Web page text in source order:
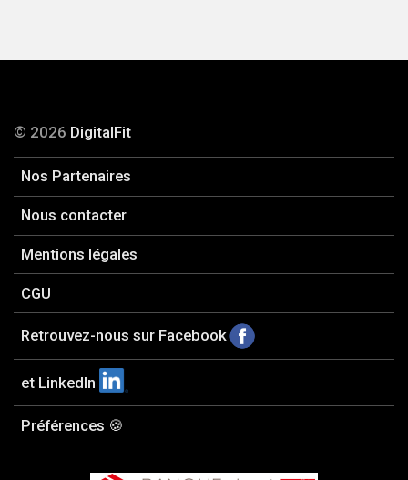
© 2026 DigitalFit
Nos Partenaires
Nous contacter
Mentions légales
CGU
Retrouvez-nous sur Facebook
et LinkedIn
Préférences 🍪